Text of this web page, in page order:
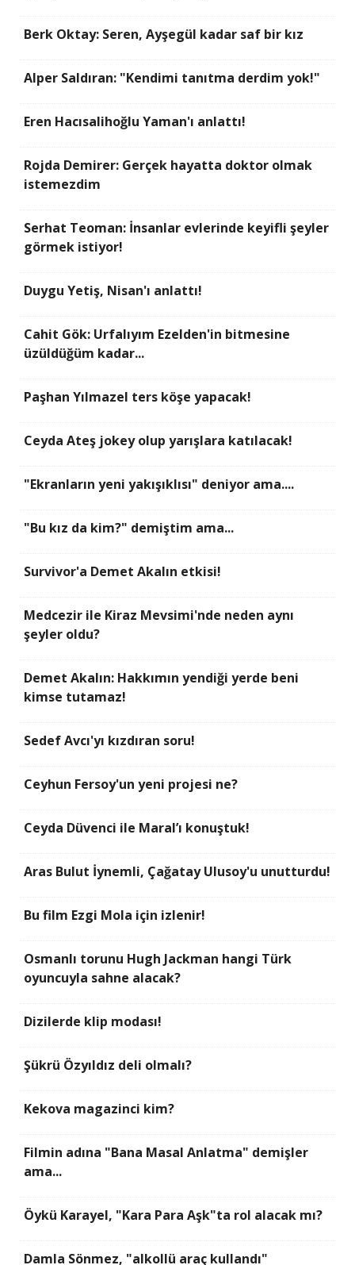
Berk Oktay: Seren, Ayşegül kadar saf bir kız
Alper Saldıran: "Kendimi tanıtma derdim yok!"
Eren Hacısalihoğlu Yaman'ı anlattı!
Rojda Demirer: Gerçek hayatta doktor olmak
istemezdim
Serhat Teoman: İnsanlar evlerinde keyifli şeyler
görmek istiyor!
Duygu Yetiş, Nisan'ı anlattı!
Cahit Gök: Urfalıyım Ezelden'in bitmesine
üzüldüğüm kadar...
Paşhan Yılmazel ters köşe yapacak!
Ceyda Ateş jokey olup yarışlara katılacak!
"Ekranların yeni yakışıklısı" deniyor ama....
"Bu kız da kim?" demiştim ama...
Survivor'a Demet Akalın etkisi!
Medcezir ile Kiraz Mevsimi'nde neden aynı
şeyler oldu?
Demet Akalın: Hakkımın yendiği yerde beni
kimse tutamaz!
Sedef Avcı'yı kızdıran soru!
Ceyhun Fersoy'un yeni projesi ne?
Ceyda Düvenci ile Maral’ı konuştuk!
Aras Bulut İynemli, Çağatay Ulusoy'u unutturdu!
Bu film Ezgi Mola için izlenir!
Osmanlı torunu Hugh Jackman hangi Türk
oyuncuyla sahne alacak?
Dizilerde klip modası!
Şükrü Özyıldız deli olmalı?
Kekova magazinci kim?
Filmin adına "Bana Masal Anlatma" demişler
ama...
Öykü Karayel, "Kara Para Aşk"ta rol alacak mı?
Damla Sönmez, "alkollü araç kullandı"